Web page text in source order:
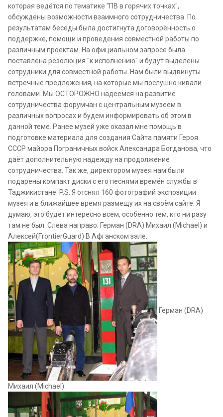
которая ведётся по тематике "ПВ в горячих точках",
обсуждены возможности взаимного сотрудничества. По
результатам беседы была достигнута договорённость о
поддержке, помощи и проведения совместной работы по
различным проектам. На официальном запросе была
поставлена резолюция "к исполнению" и будут выделены
сотрудники для совместной работы. Нам были выдвинуты
встречные предложения, на которые мы послушно кивали
головами. Мы ОСТОРОЖНО надеемся на развитие
сотрудничества форумчан с центральным музеем в
различных вопросах и будем информировать об этом в
данной теме. Ранее музей уже оказал мне помощь в
подготовке материала для создания Сайта памяти Героя
СССР майора Пограничных войск Александра Богданова, что
даёт дополнительную надежду на продолжение
сотрудничества. Так же, директором музея нам были
подарены компакт диски с его песнями времён службы в
Таджикистане. P.S. Я отснял 160 фотографий экспозиции
музея и в ближайшее время размещу их на своём сайте. Я
думаю, это будет интересно всем, особенно тем, кто ни разу
там не был. Слева направо: Герман (DRA) Михаил (Michael) и
Алексей(FrontierGuard) В Афганском зале:
Герман (DRA)
Михаил (Michael):